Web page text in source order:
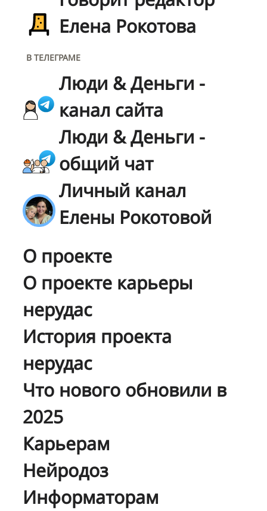
Елена Рокотова
В ТЕЛЕГРАМЕ
Люди & Деньги -
канал сайта
Люди & Деньги -
общий чат
Личный канал
Елены Рокотовой
О проекте
О проекте карьеры
нерудас
История проекта
нерудас
Что нового обновили в
2025
Карьерам
Нейродоз
Информаторам